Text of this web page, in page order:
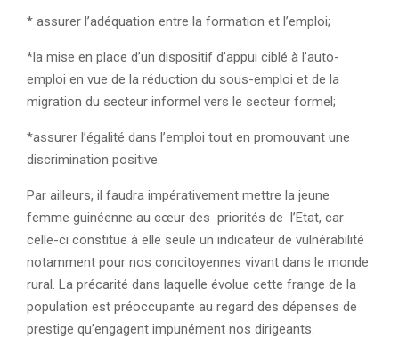
* assurer l’adéquation entre la formation et l’emploi;
*la mise en place d’un dispositif d’appui ciblé à l’auto-
emploi en vue de la réduction du sous-emploi et de la
migration du secteur informel vers le secteur formel;
*assurer l’égalité dans l’emploi tout en promouvant une
discrimination positive.
Par ailleurs, il faudra impérativement mettre la jeune
femme guinéenne au cœur des priorités de l’Etat, car
celle-ci constitue à elle seule un indicateur de vulnérabilité
notamment pour nos concitoyennes vivant dans le monde
rural. La précarité dans laquelle évolue cette frange de la
population est préoccupante au regard des dépenses de
prestige qu’engagent impunément nos dirigeants.